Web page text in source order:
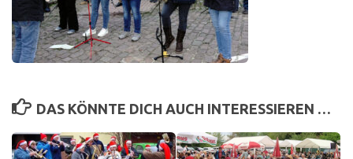
DAS KÖNNTE DICH AUCH INTERESSIEREN …